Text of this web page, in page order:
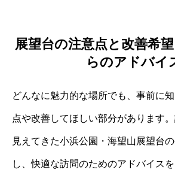
展望台の注意点と改善希
らのアドバイ
どんなに魅力的な場所でも、事前に
点や改善してほしい部分があります
見えてきた小浜公園・海望山展望台
し、快適な訪問のためのアドバイスを